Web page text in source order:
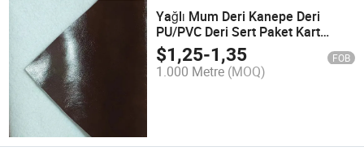
Yağlı Mum Deri Kanepe Deri
PU/PVC Deri Sert Paket Kart
Koltuk Yastığı Deri
$1,25-1,35 FOB
1.000 Metre (MOQ)